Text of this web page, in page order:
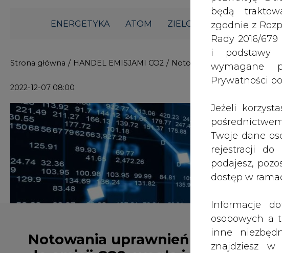
ZIELONA GOSPODARKA
zgodnie z
Rady 2016/
i podstawy
wymagane
Prywatności
Twoje dane
rejestracji do
podajesz,
dostęp w
osobowych a
inne
znajdziesz w
linkiem (tym
Notowania uprawnień EUA
2022-12-07 08:00
Notowania uprawnień EUA
do emisji CO2, węgla i